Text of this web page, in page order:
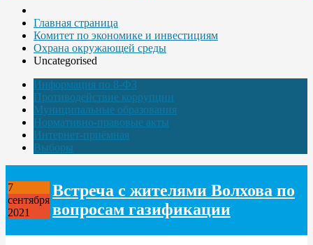
Главная страница
Комитет по экономике и инвестициям
Охрана окружающей среды
Uncategorised
Информация по 8-ФЗ
Противодействие коррупции
Муниципальные образования
Нормативно-правовые акты
Интернет-приёмная
Выборы
7
сентября
2021
Встреча с жителями Волхова по
вопросам газификации